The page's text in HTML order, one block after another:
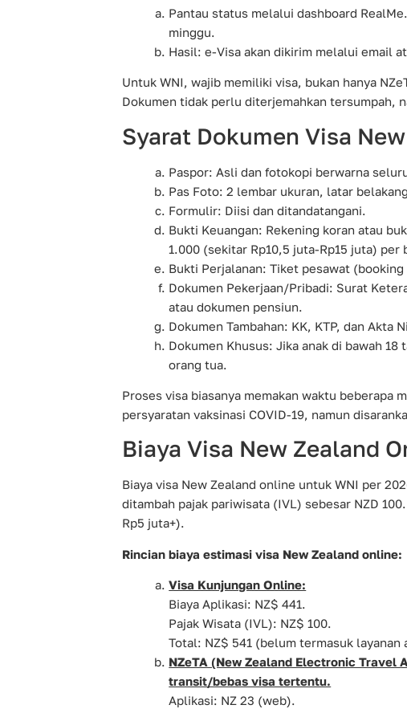
Pantau status melalui dashboard
minggu.
Hasil: e-Visa akan dikirim melalui email
Untuk WNI, wajib memiliki visa, bukan hanya
Dokumen tidak perlu diterjemahkan tersumpah,
Syarat Dokumen Visa
Paspor: Asli dan fotokopi berwarna
Pas Foto: 2 lembar ukuran, latar
Formulir: Diisi dan ditandatangani.
Bukti Keuangan: Rekening koran atau
1.000 (sekitar Rp10,5 juta-Rp15 juta) per
Bukti Perjalanan: Tiket pesawat
Dokumen Pekerjaan/Pribadi: Surat
atau dokumen pensiun.
Dokumen Tambahan: KK, KTP, dan Akta
Dokumen Khusus: Jika anak di bawah
orang tua.
Proses visa biasanya memakan waktu beberapa
persyaratan vaksinasi COVID-19, namun
Biaya Visa New Zealand
Biaya visa New Zealand online untuk WNI per
ditambah pajak pariwisata (IVL) sebesar NZD
Rp5 juta+).
Rincian biaya estimasi visa New Zealand online:
Visa Kunjungan Online:
Biaya Aplikasi: NZ$ 441.
Pajak Wisata (IVL): NZ$ 100.
Total: NZ$ 541 (belum termasuk layanan
NZeTA (New Zealand Electronic Travel
transit/bebas visa tertentu.
Aplikasi: NZ 23 (web).